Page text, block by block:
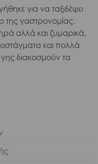
για να ταξιδέψει
της γαστρονομίας.
αλλά και ζυμαρικά,
και πολλά
διακοσμούν τα